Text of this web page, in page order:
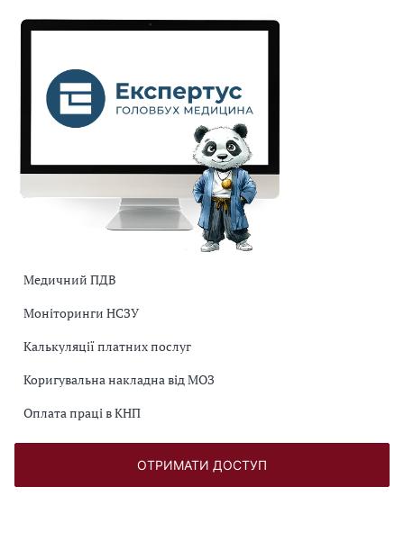
Медичний ПДВ
Моніторинги НСЗУ
Калькуляції платних послуг
Коригувальна накладна від МОЗ
Оплата праці в КНП
ОТРИМАТИ ДОСТУП